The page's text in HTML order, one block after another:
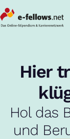
Hier
Hol das
und